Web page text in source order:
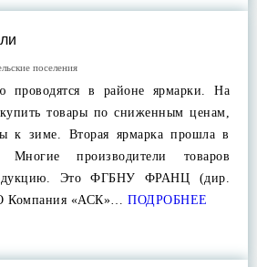
поселения
проводятся в районе ярмарки. На
товары по сниженным ценам,
к зиме. Вторая ярмарка прошла в
производители товаров
Это ФГБНУ ФРАНЦ (дир.
Компания «АСК»… ПОДРОБНЕЕ